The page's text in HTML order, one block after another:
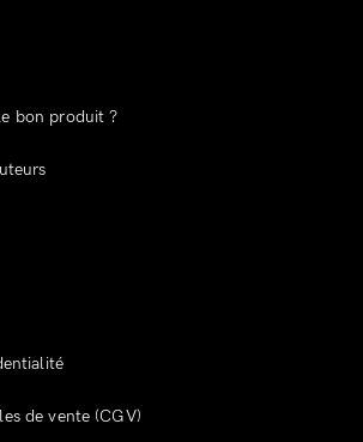
bon produit ?
de vente (CGV)